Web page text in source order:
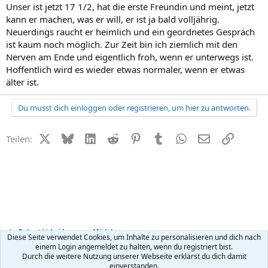
Unser ist jetzt 17 1/2, hat die erste Freundin und meint, jetzt
kann er machen, was er will, er ist ja bald volljährig.
Neuerdings raucht er heimlich und ein geordnetes Gespräch
ist kaum noch möglich. Zur Zeit bin ich ziemlich mit den
Nerven am Ende und eigentlich froh, wenn er unterwegs ist.
Hoffentlich wird es wieder etwas normaler, wenn er etwas
älter ist.
Du musst dich einloggen oder registrieren, um hier zu antworten.
Teilen: X (Twitter)
BlueskyLinkedIn
Reddit PinterestTumblr WhatsApp
E-MailLink
Pubertät bei Jungen + Mädchen
Kontakt Nutzungsbedingungen Datenschutz Hilfe
R
Diese Seite verwendet Cookies, um Inhalte zu personalisieren und dich nach
einem Login angemeldet zu halten, wenn du registriert bist.
Durch die weitere Nutzung unserer Webseite erklärst du dich damit
einverstanden.